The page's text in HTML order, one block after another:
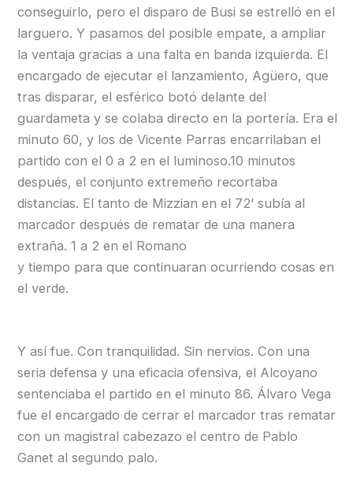
conseguirlo, pero el disparo de Busi se estrelló en el
larguero. Y pasamos del posible empate, a ampliar
la ventaja gracias a una falta en banda izquierda. El
encargado de ejecutar el lanzamiento, Agüero, que
tras disparar, el esférico botó delante del
guardameta y se colaba directo en la portería. Era el
minuto 60, y los de Vicente Parras encarrilaban el
partido con el 0 a 2 en el luminoso.10 minutos
después, el conjunto extremeño recortaba
distancias. El tanto de Mizzian en el 72’ subía al
marcador después de rematar de una manera
extraña. 1 a 2 en el Romano
y tiempo para que continuaran ocurriendo cosas en
el verde.
Y así fue. Con tranquilidad. Sin nervios. Con una
seria defensa y una eficacia ofensiva, el Alcoyano
sentenciaba el partido en el minuto 86. Álvaro Vega
fue el encargado de cerrar el marcador tras rematar
con un magistral cabezazo el centro de Pablo
Ganet al segundo palo.